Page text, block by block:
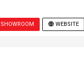
SHOWROOM WEBSITE